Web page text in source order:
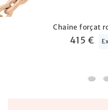
Chaine forçat
415 €